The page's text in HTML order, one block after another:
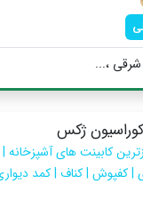
ژکس
کابینت های
| کفپوش | کناف | کمد